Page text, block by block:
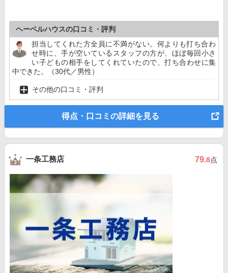
ヘーベルハウスの口コミ・評判
担当してくれた方全員に不満がない。何よりも打ち合わ
せ時に、手が空いているスタッフの方が、ほぼ毎回小さ
い子どもの相手をしてくれていたので、打ち合わせに集
中できた。（30代／男性）
その他の口コミ・評判
得点・口コミの詳細を見る
一条工務店 79.8点